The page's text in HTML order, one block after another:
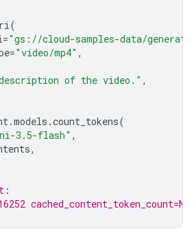
(
="gs://cloud-samples-data/
="video/mp4" ,
of the video." ,
.models .count_tokens(
3.5-flash" ,
,